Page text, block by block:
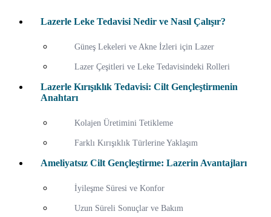
Lazerle Leke Tedavisi Nedir ve Nasıl Çalışır?
Güneş Lekeleri ve Akne İzleri için Lazer
Lazer Çeşitleri ve Leke Tedavisindeki Rolleri
Lazerle Kırışıklık Tedavisi: Cilt Gençleştirmenin
Anahtarı
Kolajen Üretimini Tetikleme
Farklı Kırışıklık Türlerine Yaklaşım
Ameliyatsız Cilt Gençleştirme: Lazerin Avantajları
İyileşme Süresi ve Konfor
Uzun Süreli Sonuçlar ve Bakım